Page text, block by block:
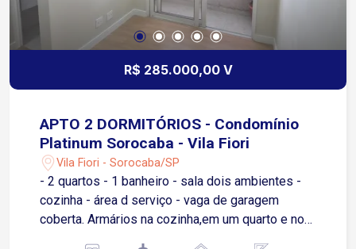
segurança e tranquilidade que você e sua família
merecem. É a oportunidade ideal para quem
busca qualidade de vida em uma região
valorizada de Sorocaba
R$ 285.000,00 V
APTO 2 DORMITÓRIOS - Condomínio
Platinum Sorocaba - Vila Fiori
Vila Fiori - Sorocaba/SP
- 2 quartos - 1 banheiro - sala dois ambientes -
cozinha - área d serviço - vaga de garagem
coberta. Armários na cozinha,em um quarto e no